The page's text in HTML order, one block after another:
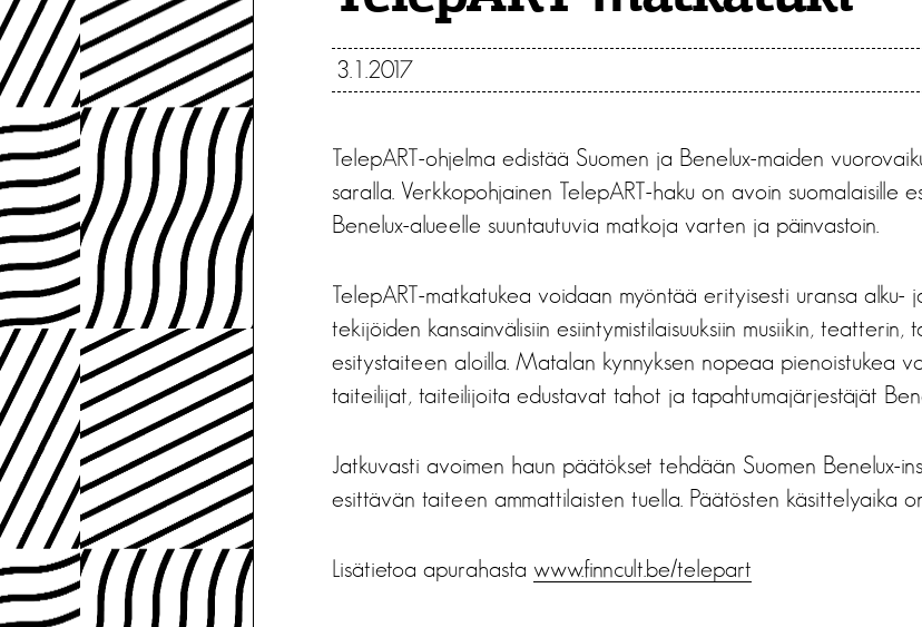
3.1.2017
TelepART-ohjelma edistää Suomen ja Benelux-maiden
saralla. Verkkopohjainen TelepART-haku on avoin suomalaisille
Benelux-alueelle suuntautuvia matkoja varten ja päinvastoin.
TelepART-matkatukea voidaan myöntää erityisesti uransa alku-
tekijöiden kansainvälisiin esiintymistilaisuuksiin musiikin, teatterin,
esitystaiteen aloilla. Matalan kynnyksen nopeaa pienoistukea
taiteilijat, taiteilijoita edustavat tahot ja tapahtumajärjestäjät
Jatkuvasti avoimen haun päätökset tehdään Suomen Benelux-
esittävän taiteen ammattilaisten tuella. Päätösten käsittelyaika
Lisätietoa apurahasta www.finncult.be/telepart